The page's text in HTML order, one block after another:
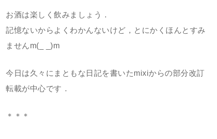
お酒は楽しく飲みましょう．
記憶ないからよくわかんないけど，とにかくほんとすみ
ませんm(_ _)m
今日は久々にまともな日記を書いたmixiからの部分改訂
転載が中心です．
＊＊＊